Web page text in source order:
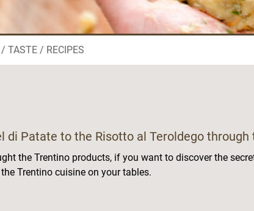
TASTE RECIPES
di Patate to the Risotto al Teroldego
the Trentino products, if you want to discover the
Trentino cuisine on your tables.